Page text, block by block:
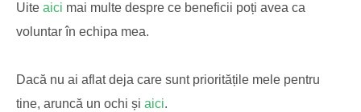
Uite aici mai multe despre ce beneficii poți avea ca
voluntar în echipa mea.
Dacă nu ai aflat deja care sunt prioritățile mele pentru
tine, aruncă un ochi și aici.